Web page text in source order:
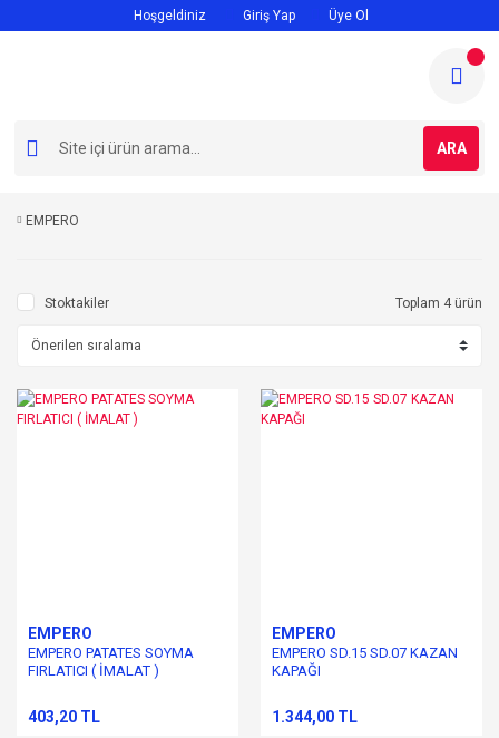
Hoşgeldiniz Giriş Yap Üye Ol
ARA
EMPERO
Stoktakiler Toplam 4 ürün
EMPERO
EMPERO PATATES SOYMA
FIRLATICI ( İMALAT )
403,20 TL
EMPERO
EMPERO SD.15 SD.07 KAZAN
KAPAĞI
1.344,00 TL